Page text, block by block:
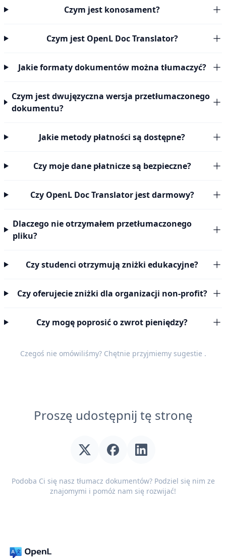
Czym jest konosament?
Czym jest OpenL Doc Translator?
Jakie formaty dokumentów można tłumaczyć?
Czym jest dwujęzyczna wersja przetłumaczonego
dokumentu?
Jakie metody płatności są dostępne?
Czy moje dane płatnicze są bezpieczne?
Czy OpenL Doc Translator jest darmowy?
Dlaczego nie otrzymałem przetłumaczonego
pliku?
Czy studenci otrzymują zniżki edukacyjne?
Czy oferujecie zniżki dla organizacji non-profit?
Czy mogę poprosić o zwrot pieniędzy?
Czegoś nie omówiliśmy? Chętnie przyjmiemy sugestie .
Proszę udostępnij tę stronę
Podoba Ci się nasz tłumacz dokumentów? Podziel się nim ze
znajomymi i pomóż nam się rozwijać!